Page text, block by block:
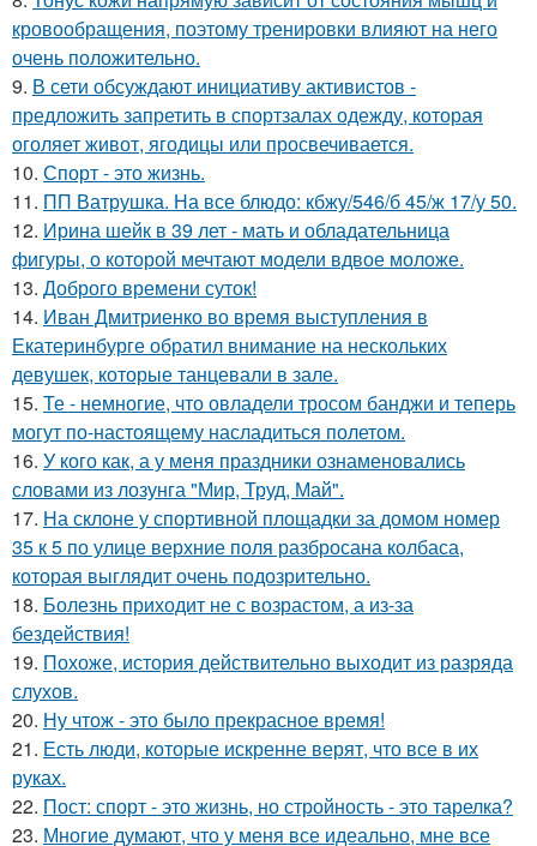
кровообращения, поэтому тренировки влияют на него
очень положительно.
9. В сети обсуждают инициативу активистов -
предложить запретить в спортзалах одежду, которая
оголяет живот, ягодицы или просвечивается.
10. Спорт - это жизнь.
11. ПП Ватрушка. На все блюдо: кбжу/546/б 45/ж 17/у 50.
12. Ирина шейк в 39 лет - мать и обладательница
фигуры, о которой мечтают модели вдвое моложе.
13. Доброго времени суток!
14. Иван Дмитриенко во время выступления в
Екатеринбурге обратил внимание на нескольких
девушек, которые танцевали в зале.
15. Те - немногие, что овладели тросом банджи и теперь
могут по-настоящему насладиться полетом.
16. У кого как, а у меня праздники ознаменовались
словами из лозунга "Мир, Труд, Май".
17. На склоне у спортивной площадки за домом номер
35 к 5 по улице верхние поля разбросана колбаса,
которая выглядит очень подозрительно.
18. Болезнь приходит не с возрастом, а из-за
бездействия!
19. Похоже, история действительно выходит из разряда
слухов.
20. Ну чтож - это было прекрасное время!
21. Есть люди, которые искренне верят, что все в их
руках.
22. Пост: спорт - это жизнь, но стройность - это тарелка?
23. Многие думают, что у меня все идеально, мне все